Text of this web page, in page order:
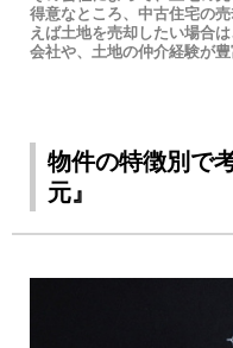
得意なところ、中古住宅の
えば土地を売却したい場合
会社や、土地の仲介経験が豊
物件の特徴別で
元』